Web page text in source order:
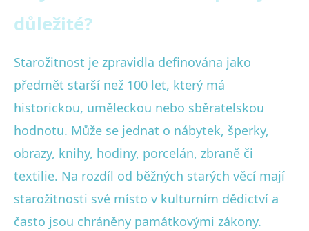
důležité?
Starožitnost je zpravidla definována jako
předmět starší než 100 let, který má
historickou, uměleckou nebo sběratelskou
hodnotu. Může se jednat o nábytek, šperky,
obrazy, knihy, hodiny, porcelán, zbraně či
textilie. Na rozdíl od běžných starých věcí mají
starožitnosti své místo v kulturním dědictví a
často jsou chráněny památkovými zákony.